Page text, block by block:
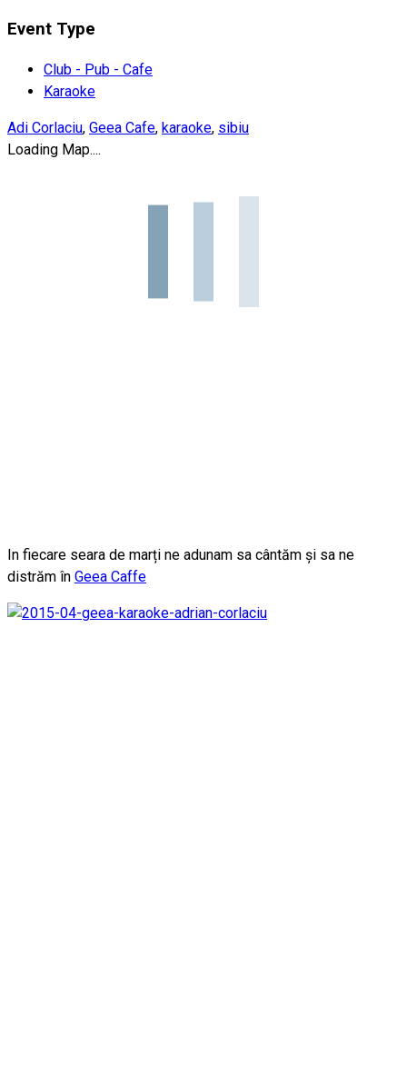
Event Type
Club - Pub - Cafe
Karaoke
Adi Corlaciu, Geea Cafe, karaoke, sibiu
Loading Map....
In fiecare seara de marți ne adunam sa cântăm și sa ne
distrăm în Geea Caffe